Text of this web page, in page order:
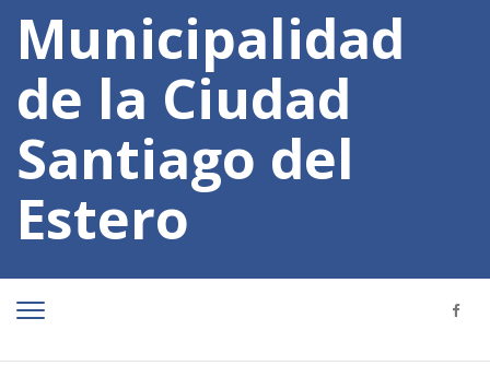
Municipalidad
de la Ciudad
Santiago del
Estero